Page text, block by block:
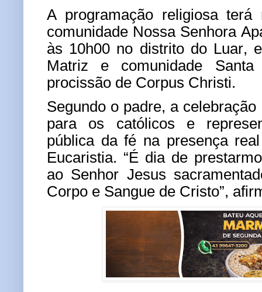
A programação religiosa
comunidade Nossa Senhora
às 10h00 no distrito do Luar,
Matriz e comunidade
procissão de Corpus Christi.
Segundo o padre, a
para os católicos e
pública da fé na presença
Eucaristia. “É dia de
ao Senhor Jesus
Corpo e Sangue de Cristo”,